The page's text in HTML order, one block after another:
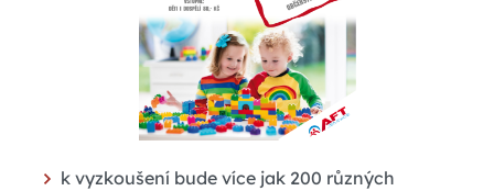
k vyzkoušení bude více jak 200 různých